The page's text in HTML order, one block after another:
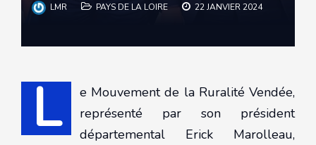
LMR PAYS DE LA LOIRE 22 JANVIER 2024
L
e Mouvement de la Ruralité Vendée,
représenté par son président
départemental Erick Marolleau,